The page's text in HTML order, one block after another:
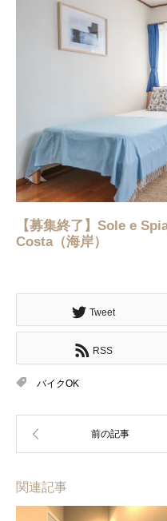
【募集終了】Sole e
Costa（海岸）
Tweet
RSS
バイクOK
関連記事